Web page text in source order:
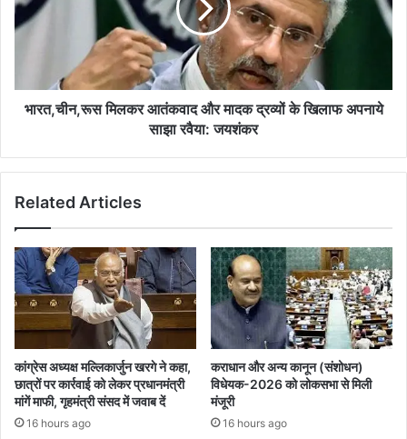
मादक
द्रव्यों
अपनाये
साझा
भारत,चीन,रूस मिलकर आतंकवाद और मादक द्रव्यों के खिलाफ अपनाये
साझा रवैया: जयशंकर
Related Articles
कांग्रेस अध्यक्ष मल्लिकार्जुन खरगे ने कहा,
छात्रों पर कार्रवाई को लेकर प्रधानमंत्री
मांगें माफी, गृहमंत्री संसद में जवाब दें
16 hours ago
कराधान और अन्य कानून (संशोधन)
विधेयक-2026 को लोकसभा से मिली
मंजूरी
16 hours ago